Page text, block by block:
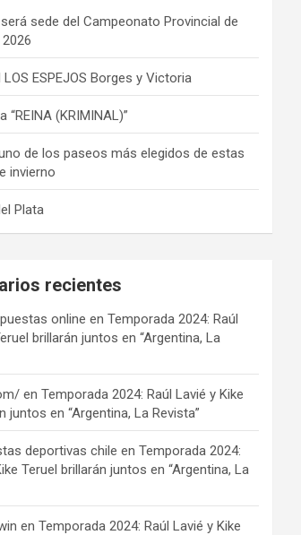
sede del Campeonato Provincial de
LOS ESPEJOS Borges y Victoria
“REINA (KRIMINAL)”
de los paseos más elegidos de estas
invierno
Plata
recientes
online enTemporada 2024: Raúl
brillarán juntos en “Argentina, La
enTemporada 2024: Raúl Lavié y Kike
juntos en “Argentina, La Revista”
deportivas chile enTemporada 2024:
Teruel brillarán juntos en “Argentina, La
enTemporada 2024: Raúl Lavié y Kike